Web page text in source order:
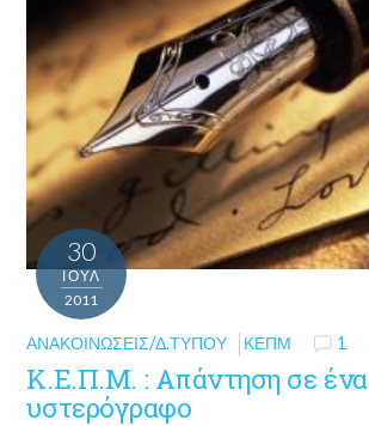
30
ΙΟΎΛ
2011
ΑΝΑΚΟΙΝΏΣΕΙΣ/Δ.ΤΎΠΟΥ ΚΕΠΜ 1
Κ.Ε.Π.Μ. : Απάντηση σε ένα
υστερόγραφο